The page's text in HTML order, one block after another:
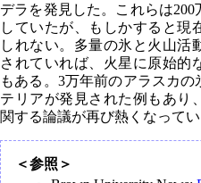
デラを発見した。これらは
していたが、もしかすると現
しれない。多量の氷と火山活
されていれば、火星に原始的
もある。3万年前のアラスカ
テリアが発見された例もあり
関する論議が再び熱くなってい
＜参照＞